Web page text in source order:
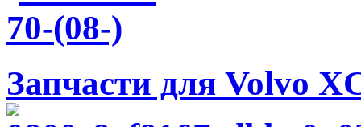
Запчасти для Volvo